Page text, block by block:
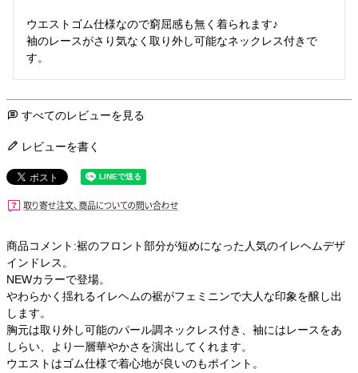
ウエストゴム仕様なので窮屈感も無く着られます♪
袖のレースがさり気なく取り外し可能なネックレス付きで
す。
すべてのレビューを見る
レビューを書く
商品コメント:裾のフロント部分が短めになった人気のイレヘムデザ
インドレス。
NEWカラーで登場。
やわらかく揺れるイレヘムの裾がフェミニンで大人な印象を醸し出
します。
胸元は取り外し可能のパール調ネックレス付き、袖にはレースをあ
しらい、より一層華やかさを演出してくれます。
ウエストはゴム仕様で着心地が良いのもポイント。